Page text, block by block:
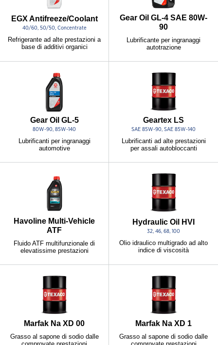
EGX Antifreeze/Coolant
40/60, 50/50, Concentrate
Refrigerante ad alte prestazioni a
base di additivi organici
Gear Oil GL-4 SAE 80W-
90
Lubrificante per ingranaggi
autotrazione
Gear Oil GL-5
80W-90, 85W-140
Lubrificanti per ingranaggi
automotive
Geartex LS
SAE 85W-90, SAE 85W-140
Lubrificanti ad alte prestazioni
per assali autobloccanti
Havoline Multi-Vehicle
ATF
Fluido ATF multifunzionale di
elevatissime prestazioni
Hydraulic Oil HVI
32, 46, 68, 100
Olio idraulico multigrado ad alto
indice di viscosità
Marfak Na XD 00
Grasso al sapone di sodio dalle
Marfak Na XD 1
Grasso al sapone di sodio dalle